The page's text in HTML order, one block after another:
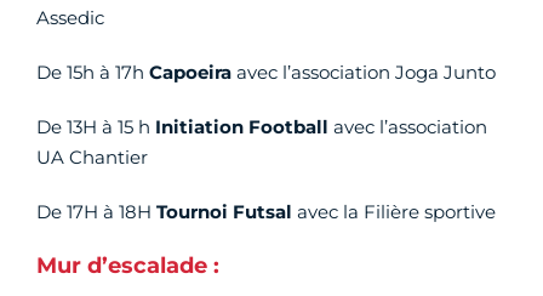
Assedic
De 15h à 17h Capoeira avec l’association Joga Junto
De 13H à 15 h Initiation Football avec l’association
UA Chantier
De 17H à 18H Tournoi Futsal avec la Filière sportive
Mur d’escalade :